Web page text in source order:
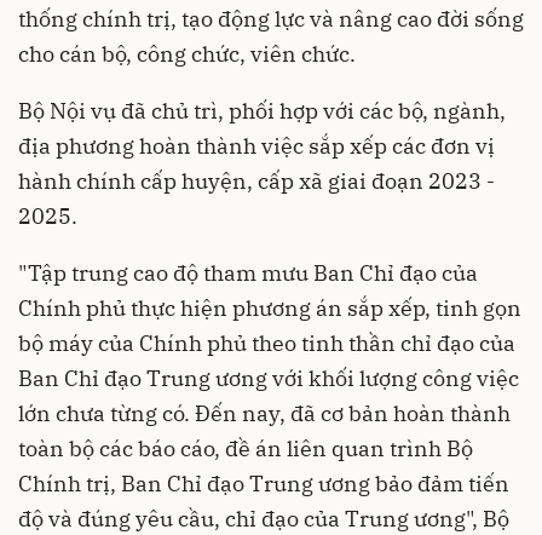
thống chính trị, tạo động lực và nâng cao đời sống
cho cán bộ, công chức, viên chức.
Bộ Nội vụ đã chủ trì, phối hợp với các bộ, ngành,
địa phương hoàn thành việc sắp xếp các đơn vị
hành chính cấp huyện, cấp xã giai đoạn 2023 -
2025.
"Tập trung cao độ tham mưu Ban Chỉ đạo của
Chính phủ thực hiện phương án sắp xếp, tinh gọn
bộ máy của Chính phủ theo tinh thần chỉ đạo của
Ban Chỉ đạo Trung ương với khối lượng công việc
lớn chưa từng có. Đến nay, đã cơ bản hoàn thành
toàn bộ các báo cáo, đề án liên quan trình Bộ
Chính trị, Ban Chỉ đạo Trung ương bảo đảm tiến
độ và đúng yêu cầu, chỉ đạo của Trung ương", Bộ